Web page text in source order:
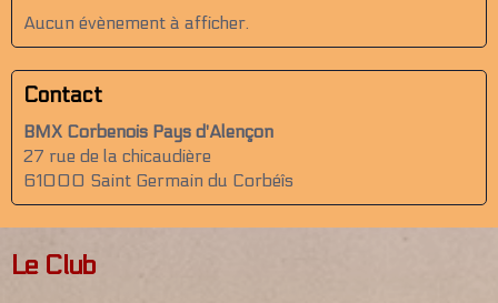
Le Club
Aucun évènement à afficher.
Contact
BMX Corbenois Pays d'Alençon
27 rue de la chicaudière
61000 Saint Germain du Corbéîs